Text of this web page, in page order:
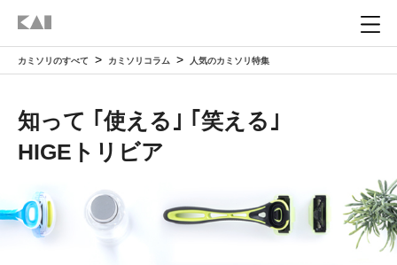
ホーム
カミソリを知る
貝印のカミソリ
カミソリができるまで
カミソリの選び方 HOW TO CHOOSE
カミソリのすべて カミソリコラム 人気のカミソリ特集
知って ｢使える｣ ｢笑える｣
HIGEトリビア